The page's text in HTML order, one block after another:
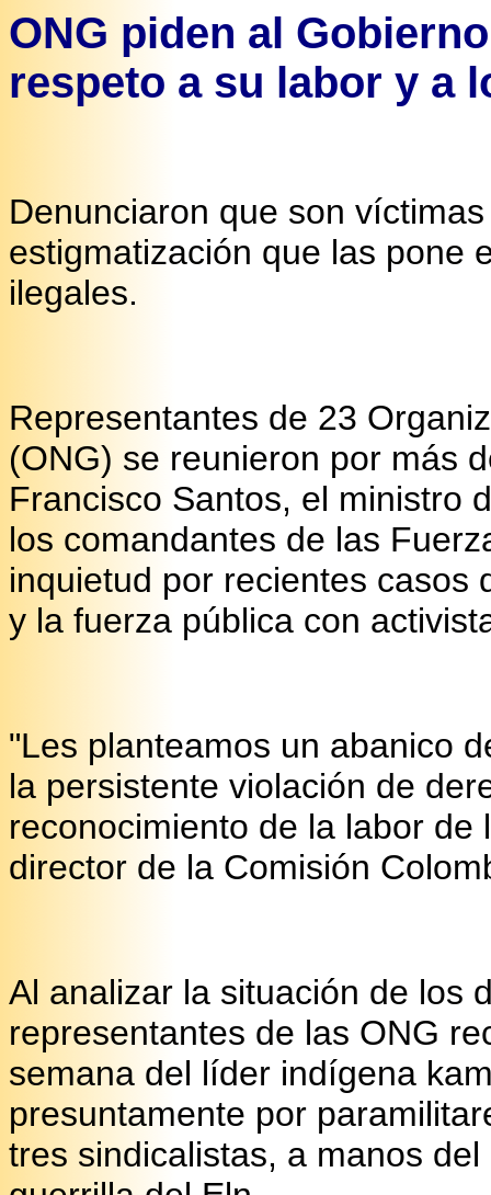
ONG piden al
respeto a su labor y a
Denunciaron que son
estigmatización que las pone
ilegales.
Representantes de 23
(ONG) se reunieron por más
Francisco Santos, el ministro
los comandantes de las
inquietud por recientes casos
y la fuerza pública con
"Les planteamos un abanico
la persistente violación de
reconocimiento de la labor
director de la Comisión
Al analizar la situación de los
representantes de las ONG
semana del líder indígena
presuntamente por
tres sindicalistas, a manos